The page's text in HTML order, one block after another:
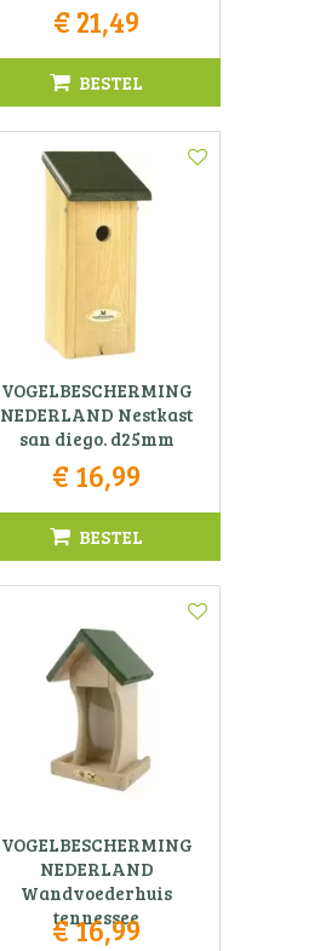
€ 21,49
BESTEL
VOGELBESCHERMING
NEDERLAND Nestkast
san diego. d25mm
€ 16,99
BESTEL
VOGELBESCHERMING
NEDERLAND
Wandvoederhuis
tennessee
€16,99